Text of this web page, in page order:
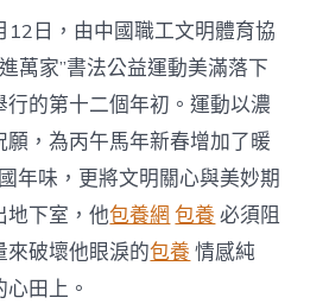
載
筆
墨
踐
初
心
萬
福
情
熱
萬
12日， 由中國職工文明體育協
萬家”書法公益運動美滿落下
的第十二個年初。運動以濃
，為丙午馬年新春增加了暖
國年味，更將文明關心與美妙期
地下室，他包養網 包養 必須阻
來破壞他眼淚的包養 情感純
田上。